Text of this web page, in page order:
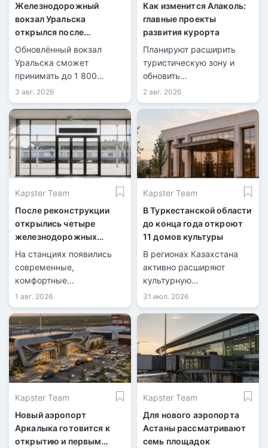
Железнодорожный
вокзал Уральска
открылся после
масштабной
реконструкции
Обновлённый вокзал
Уральска сможет
принимать до 1 800
пассажиров в сутки.
3 авг. 2026
Как изменится Алаколь:
главные проекты
развития курорта
Планируют расширить
туристическую зону и
обновить
инфраструктуру.
2 авг. 2026
Kapster Team
После реконструкции
открылись четыре
железнодорожных
вокзала
На станциях появились
современные,
комфортные
пространства для
пассажиров.
1 авг. 2026
Kapster Team
В Туркестанской области
до конца года откроют
11 домов культуры
В регионах Казахстана
активно расширяют
культурную
инфраструктуру.
31 июл. 2026
Kapster Team
Новый аэропорт
Аркалыка готовится к
открытию и первым
Kapster Team
Для нового аэропорта
Астаны рассматривают
семь площадок